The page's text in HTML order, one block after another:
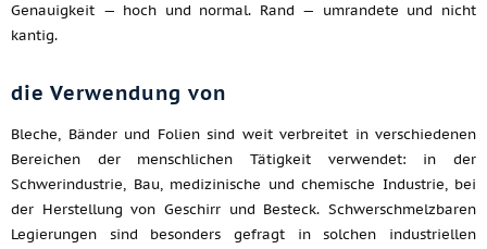
Genauigkeit — hoch und normal. Rand — umrandete und nicht
kantig.
die Verwendung von
Bleche, Bänder und Folien sind weit verbreitet in verschiedenen
Bereichen der menschlichen Tätigkeit verwendet: in der
Schwerindustrie, Bau, medizinische und chemische Industrie, bei
der Herstellung von Geschirr und Besteck. Schwerschmelzbaren
Legierungen sind besonders gefragt in solchen industriellen